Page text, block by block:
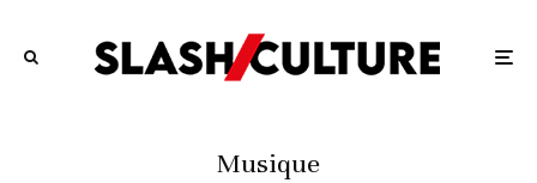
Musique